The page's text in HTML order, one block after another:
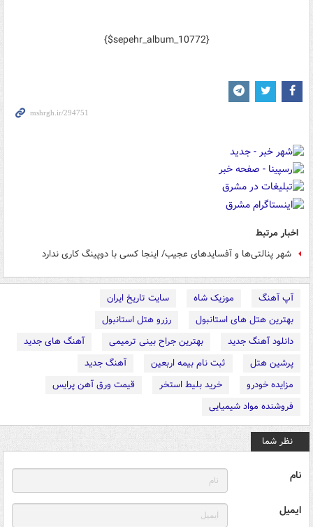
{$sepehr_album_10772}
اخبار مرتبط
شهر پنالتی‌ها و آفسایدهای عجیب/ اینجا کسی با دوپینگ کاری ندارد
آپ آهنگ موزیک شاه
سایت تاریخ ایران
بهترین هتل های استانبول
رزرو هتل استانبول
دانلود آهنگ جدید
بهترین جراح بینی ترمیمی
آهنگ های جدید
پرشین هتل
ثبت نام بیمه اربعین
آهنگ جدید
مزایده خودرو
خرید بلیط استخر
قیمت ورق آهن پرایس
فروشنده مواد شیمیایی
نظر شما
نام
ایمیل